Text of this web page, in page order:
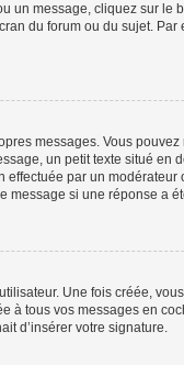
message, cliquez sur le
du forum ou du sujet.
messages. Vous
un petit texte situé en
effectuée par un
message si une réponse a
Une fois créée,
à tous vos messages en
d’insérer votre signature.